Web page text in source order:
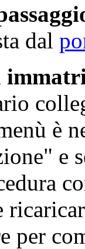
dal
è
e
per